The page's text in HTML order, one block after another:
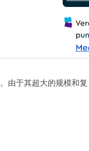
由于其超大的规模和复